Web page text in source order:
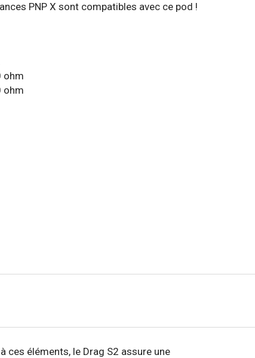
PNP X sont compatibles avec ce pod !
ohm
ohm
ces éléments, le Drag S2 assure une